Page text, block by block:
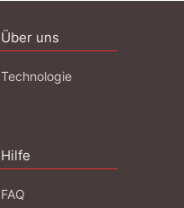
Über uns
Technologie
Hilfe
FAQ